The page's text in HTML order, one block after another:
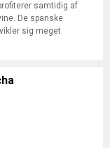
samtidig af
De spanske
sig meget